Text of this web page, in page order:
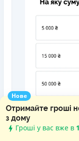
Нове
Отримайте гроші
з дому
Гроші у вас вже в